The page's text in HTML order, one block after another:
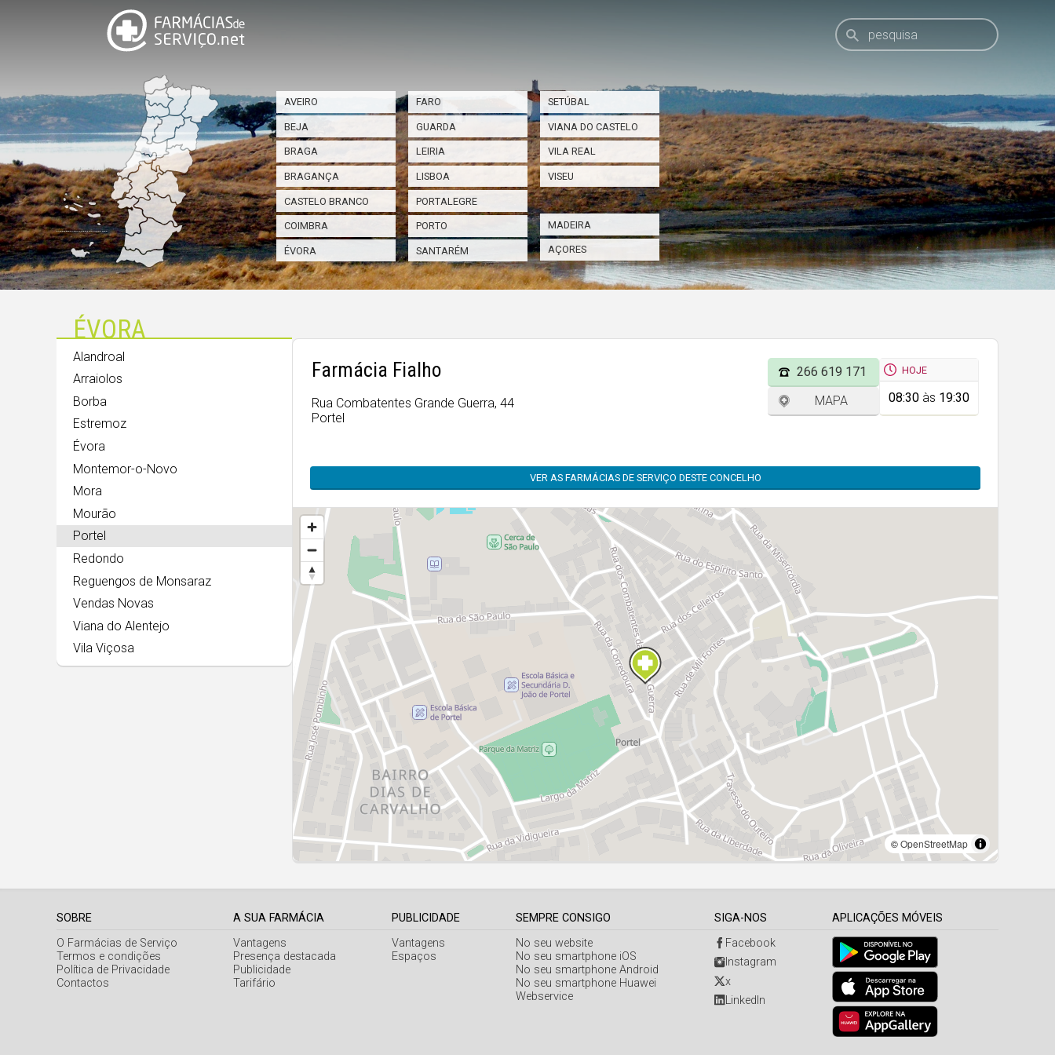
AVEIRO
BEJA
BRAGA
BRAGANÇA
CASTELO BRANCO
COIMBRA
ÉVORA
FARO
GUARDA
LEIRIA
LISBOA
PORTALEGRE
PORTO
SANTARÉM
SETÚBAL
VIANA DO CASTELO
VILA REAL
VISEU
MADEIRA
AÇORES
ÉVORA
Alandroal
Arraiolos
Borba
Estremoz
Évora
Montemor-o-Novo
Mora
Mourão
Portel
Redondo
Reguengos de Monsaraz
Vendas Novas
Viana do Alentejo
Vila Viçosa
Farmácia Fialho
Rua Combatentes Grande Guerra, 44
Portel
266 619 171
MAPA
HOJE
08:30às 19:30
VER AS FARMÁCIAS DE SERVIÇO DESTE CONCELHO
SOBRE
O Farmácias de Serviço
Termos e condições
Política de Privacidade
Contactos
A SUA FARMÁCIA
Vantagens
Presença destacada
Publicidade
Tarifário
PUBLICIDADE
Vantagens
Espaços
SEMPRE CONSIGO
No seu website
No seu smartphone iOS
No seu smartphone Android
No seu smartphone Huawei
Webservice
SIGA-NOS
Facebook
Instagram
x
LinkedIn
APLICAÇÕES MÓVEIS